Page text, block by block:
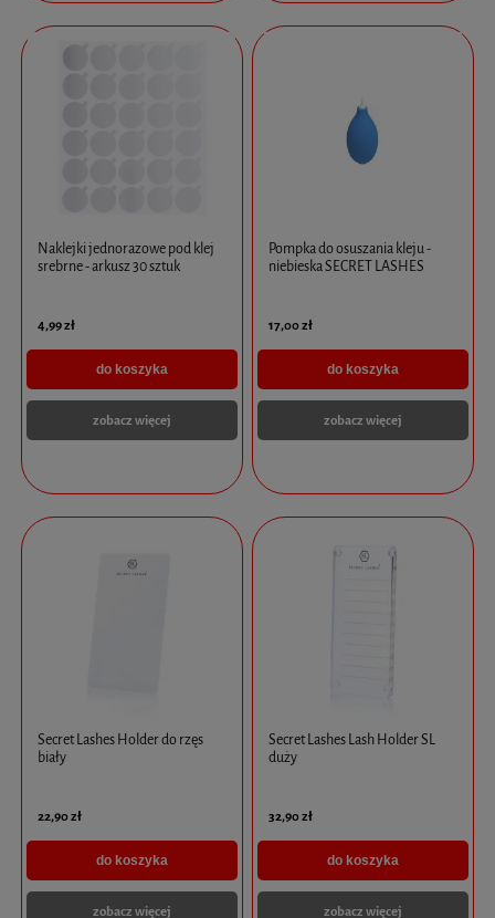
Naklejki jednorazowe pod klej
srebrne - arkusz 30 sztuk
4,99 zł
do koszyka
zobacz więcej
Pompka do osuszania kleju -
niebieska SECRET LASHES
17,00 zł
do koszyka
zobacz więcej
Secret Lashes Holder do rzęs
biały
22,90 zł
do koszyka
zobacz więcej
Secret Lashes Lash Holder SL
duży
32,90 zł
do koszyka
zobacz więcej